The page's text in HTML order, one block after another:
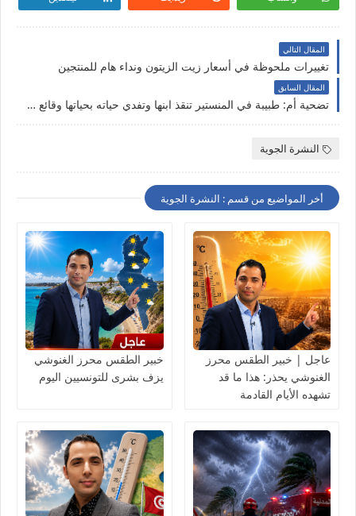
المقال التالي
تغييرات ملحوظة في أسعار زيت الزيتون ونداء هام للمنتجين
المقال السابق
تضحية أم: طبيبة في المنستير تنقذ ابنها وتفدي حياته بحياتها وقائع جديدة مؤثرة..
النشرة الجوية
أخر المواضيع من قسم : النشرة الجوية
عاجل | خبير الطقس محرز
الغنوشي يحذر: هذا ما قد
تشهده الأيام القادمة
خبير الطقس محرز الغنوشي
يزف بشرى للتونسيين اليوم